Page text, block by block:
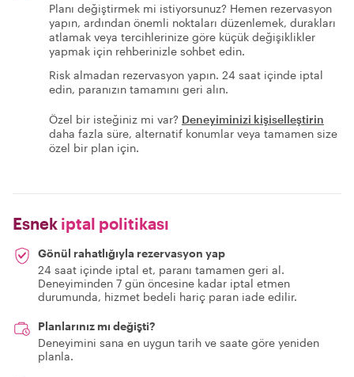
Planı değiştirmek mi istiyorsunuz? Hemen rezervasyon
yapın, ardından önemli noktaları düzenlemek, durakları
atlamak veya tercihlerinize göre küçük değişiklikler
yapmak için rehberinizle sohbet edin.
Risk almadan rezervasyon yapın. 24 saat içinde iptal
edin, paranızın tamamını geri alın.
Özel bir isteğiniz mi var? Deneyiminizi kişiselleştirin
daha fazla süre, alternatif konumlar veya tamamen size
özel bir plan için.
Esnek iptal politikası
Gönül rahatlığıyla rezervasyon yap
24 saat içinde iptal et, paranı tamamen geri al.
Deneyiminden 7 gün öncesine kadar iptal etmen
durumunda, hizmet bedeli hariç paran iade edilir.
Planlarınız mı değişti?
Deneyimini sana en uygun tarih ve saate göre yeniden
planla.